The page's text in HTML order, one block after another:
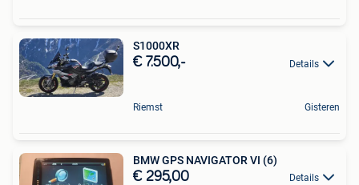
S1000XR
€ 7.500,- Details
Riemst Gisteren
BMW GPS NAVIGATOR VI (6)
€ 295,00 Details